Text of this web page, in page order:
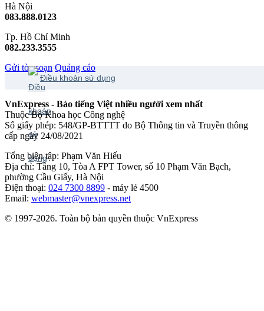
Hà Nội
083.888.0123
Tp. Hồ Chí Minh
082.233.3555
Gửi tòa soạn Quảng cáo
Điều khoản sử dụng
VnExpress - Báo tiếng Việt nhiều người xem nhất
Thuộc Bộ Khoa học Công nghệ
Số giấy phép: 548/GP-BTTTT do Bộ Thông tin và Truyền thông
cấp ngày 24/08/2021
Tổng biên tập: Phạm Văn Hiếu
Địa chỉ: Tầng 10, Tòa A FPT Tower, số 10 Phạm Văn Bạch,
phường Cầu Giấy, Hà Nội
Điện thoại: 024 7300 8899 - máy lẻ 4500
Email: webmaster@vnexpress.net
© 1997-2026. Toàn bộ bản quyền thuộc VnExpress